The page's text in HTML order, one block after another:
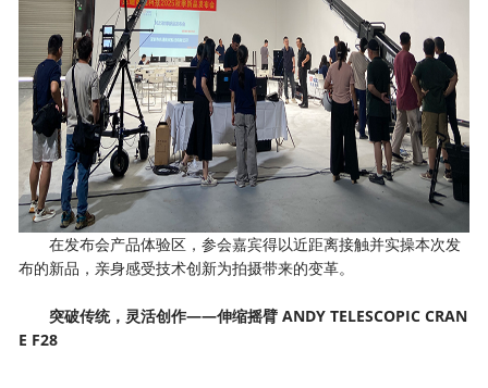
在发布会产品体验区，参会嘉宾得以近距离接触并实操本次发
布的新品，亲身感受技术创新为拍摄带来的变革。
突破传统，灵活创作——伸缩摇臂 ANDY TELESCOPIC CRAN
E F28